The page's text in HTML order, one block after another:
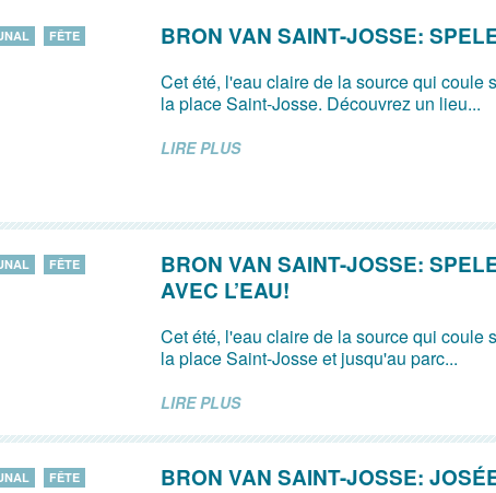
FÊTE BRON VAN SAINT-JOSSE:
Cet été, l'eau claire de la source qui coule
la place Saint-Josse. Découvrez un lieu...
LIRE PLUS
FÊTE
BRON VAN SAINT-JOSSE:
AVEC L’EAU!
Cet été, l'eau claire de la source qui coule
la place Saint-Josse et jusqu'au parc...
LIRE PLUS
FÊTE BRON VAN SAINT-JOSSE: